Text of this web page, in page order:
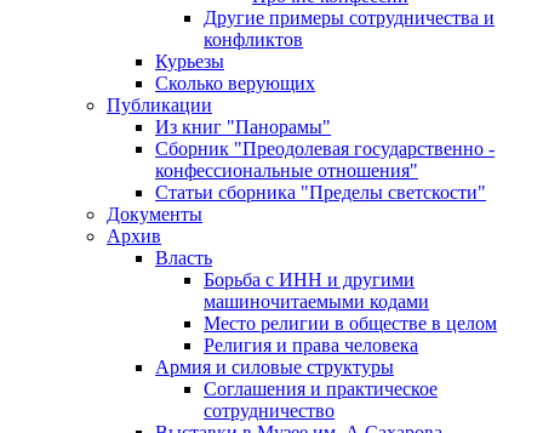
Другие примеры сотрудничества и
конфликтов
Курьезы
Сколько верующих
Публикации
Из книг "Панорамы"
Сборник "Преодолевая государственно -
конфессиональные отношения"
Статьи сборника "Пределы светскости"
Документы
Архив
Власть
Борьба с ИНН и другими
машиночитаемыми кодами
Место религии в обществе в целом
Религия и права человека
Армия и силовые структуры
Соглашения и практическое
сотрудничество